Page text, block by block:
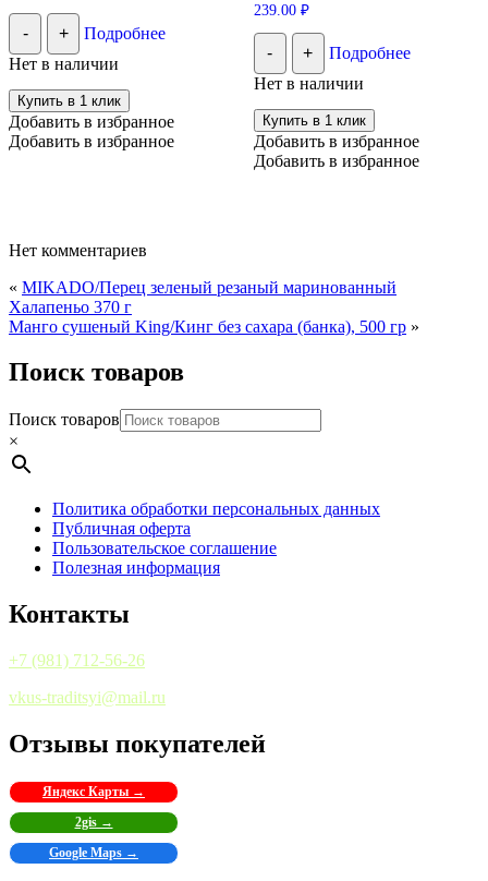
- +
Подробнее
Нет в наличии
Купить в 1 клик
Добавить в избранное
Добавить в избранное
239.00 ₽
- +
Подробнее
Нет в наличии
Купить в 1 клик
Добавить в избранное
Добавить в избранное
Нет комментариев
« MIKADO/Перец зеленый резаный маринованный
Халапеньо 370 г
Манго сушеный King/Кинг без сахара (банка), 500 гр »
Поиск товаров
Поиск товаров
×
Политика обработки персональных данных
Публичная оферта
Пользовательское соглашение
Полезная информация
Контакты
+7 (981) 712-56-26
vkus-traditsyi@mail.ru
Отзывы покупателей
Яндекс Карты →
2gis →
Google Maps →